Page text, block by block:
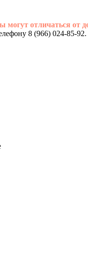
могут отличаться от
8 (966) 024-85-